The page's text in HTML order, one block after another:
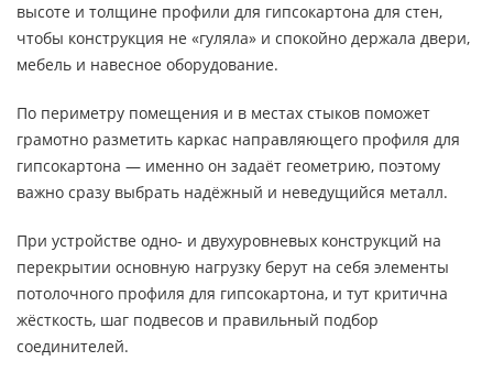
высоте и толщине профили для гипсокартона для стен,
чтобы конструкция не «гуляла» и спокойно держала двери,
мебель и навесное оборудование.
По периметру помещения и в местах стыков поможет
грамотно разметить каркас направляющего профиля для
гипсокартона — именно он задаёт геометрию, поэтому
важно сразу выбрать надёжный и неведущийся металл.
При устройстве одно- и двухуровневых конструкций на
перекрытии основную нагрузку берут на себя элементы
потолочного профиля для гипсокартона, и тут критична
жёсткость, шаг подвесов и правильный подбор
соединителей.